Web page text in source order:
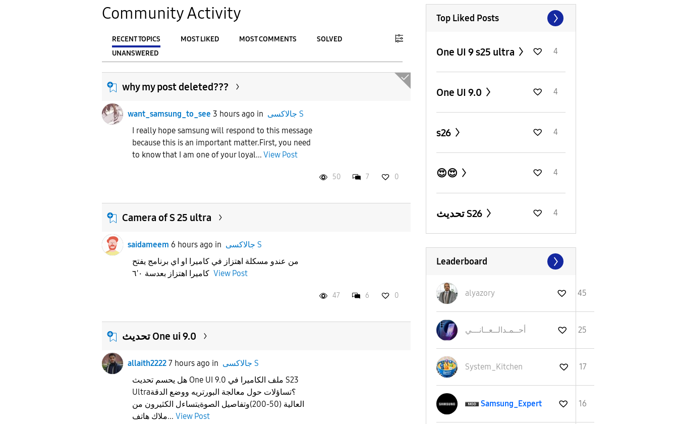
Community Activity
RECENT TOPICS MOST LIKED MOST COMMENTS
SOLVED
UNANSWERED
From To
why my post deleted???
want_samsung_to_see 3 hours ago in
جالاكسى S
​I really hope samsung will respond to this message
because this is an important matter.​First, you need
to know that I am one of your loyal... View Post
50 7 0
Camera of S 25 ultra
saidameem 6 hours ago in
جالاكسى S
من عندو مسكلة اهتزاز في كاميرا او اي برنامج يفتح
View Post
47 6 0
تحديث One ui 9.0
allaith2222 7 hours ago in
جالاكسى S
هل يحسم تحديث One UI 9.0 ملف الكاميرا في S23
Ultra؟تساؤلات حول معالجة البورتريه ووضع الدقة
العالية (50-200)وتفاصيل الصوة​يتساءل الكثيرون من
ملاك هاتف... View Post
Top Liked Posts
One UI 9 s25 ultra 4
One UI 9.0 4
s26 4
😍😍 4
تحديث S26 4
Leaderboard
alyazory 45
أحــمـدالــعــانـــي 25
System_Kitchen 17
Samsung_Expert 16